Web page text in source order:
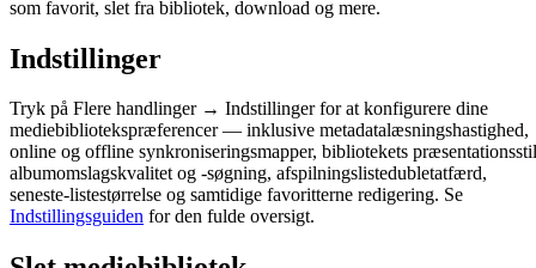
som favorit, slet fra bibliotek, download og mere.
Indstillinger
Tryk på Flere handlinger → Indstillinger for at konfigurere dine
mediebibliotekspræferencer — inklusive metadatalæsningshastighed,
online og offline synkroniseringsmapper, bibliotekets
albumomslagskvalitet og -søgning, afspilningslistedubletatfærd,
seneste-listestørrelse og samtidige favoritterne redigering. Se
Indstillingsguiden for den fulde oversigt.